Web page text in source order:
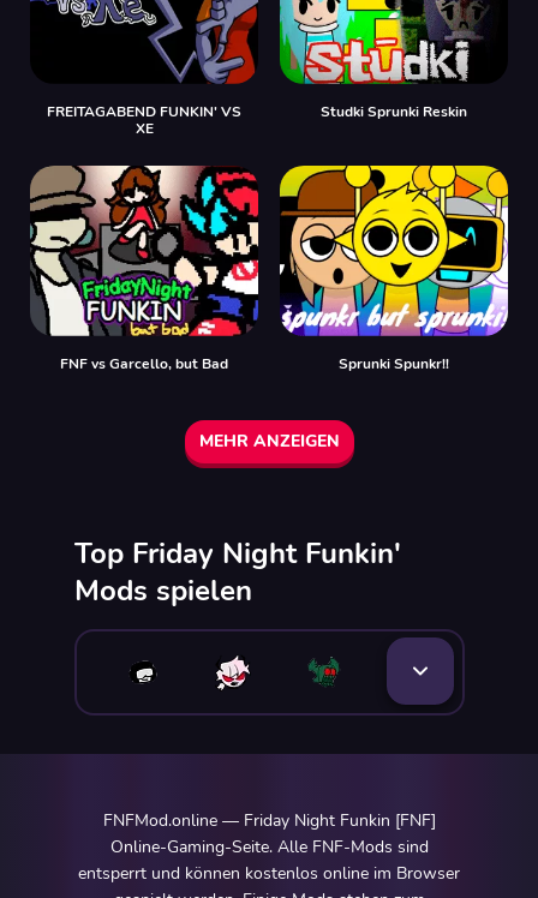
FREITAGABEND FUNKIN' VS
XE
Studki Sprunki Reskin
FNF vs Garcello, but Bad Sprunki Spunkr!!
MEHR ANZEIGEN
Top Friday Night Funkin'
Mods spielen
FNFMod.online — Friday Night Funkin [FNF]
Online-Gaming-Seite. Alle FNF-Mods sind
entsperrt und können kostenlos online im Browser